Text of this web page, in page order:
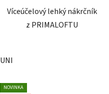
Víceúčelový lehký nákrčník
z PRIMALOFTU
UNI
NOVINKA